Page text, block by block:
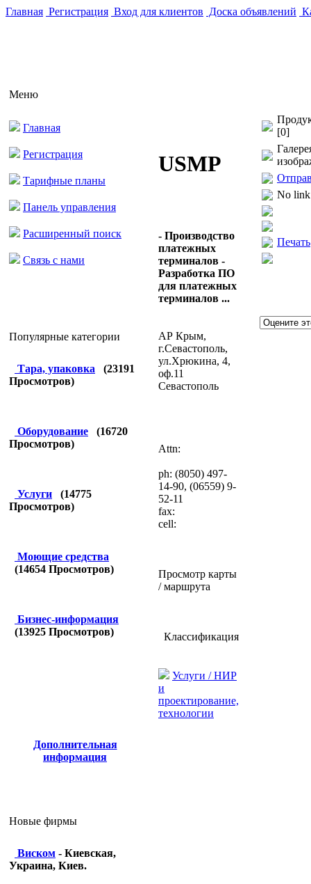
Главная Регистрация Вход для клиентов Доска объявлений
Меню
Главная
Регистрация
Тарифные планы
Панель управления
Расширенный поиск
Связь с нами
Популярные категории
Тара, упаковка (23191
Просмотров)
Оборудование (16720
Просмотров)
Услуги (14775
Просмотров)
Моющие средства
(14654 Просмотров)
Бизнес-информация
(13925 Просмотров)
Дополнительная
информация
Новые фирмы
Виском - Киевская,
Украина, Киев.
USMP
- Производство
платежных
терминалов -
Разработка ПО
для платежных
терминалов ...
АР Крым,
г.Севастополь,
ул.Хрюкина, 4,
оф.11
Севастополь
Attn:
ph: (8050) 497-
14-90, (06559) 9-
52-11
fax:
cell:
Просмотр карты
/ маршрута
Классификация
Услуги / НИР
и
проектирование,
технологии
[0]
No link
Печать